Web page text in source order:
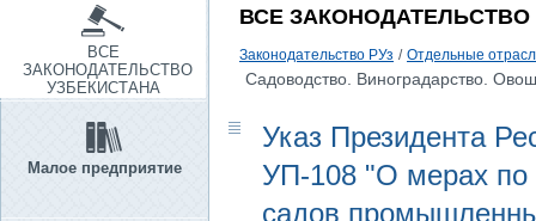
ВСЕ
ЗАКОНОДАТЕЛЬСТВО
УЗБЕКИСТАНА
Малое предприятие
ВСЕ ЗАКОНОДАТЕЛЬСТВО
Законодательство РУз / Отдельные
Садоводство. Виноградарство.
Указ Президента
УП-108 "О мерах по
садов